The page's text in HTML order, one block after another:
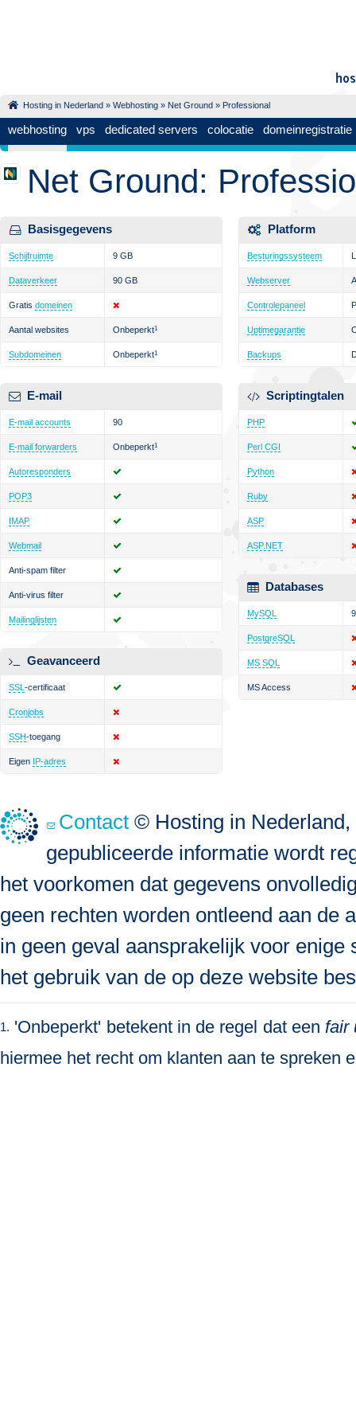
Hosting in Nederland » Webhosting » Net Ground » Professional
webhosting vps dedicated servers colocatie domeinregistratie
Net Ground:
Basisgegevens
Schijfruimte 9 GB
Dataverkeer 90 GB
Gratis domeinen
Aantal websites Onbeperkt1
Subdomeinen Onbeperkt1
E-mail
E-mail accounts 90
E-mail forwarders Onbeperkt1
Autoresponders
POP3
IMAP
Webmail
Anti-spam filter
Anti-virus filter
Mailinglijsten
Geavanceerd
SSL -certificaat
Cronjobs
SSH-toegang
Eigen IP-adres
Platform
Besturingssysteem
Webserver
Controlepaneel
Uptimegarantie
Backups
Scriptingtalen
PHP
Perl CGI
Python
Ruby
ASP
ASP.NET
Databases
MySQL 9
PostgreSQL
MS SQL
MS Access
Contact © Hosting in
gepubliceerde informatie wordt
het voorkomen dat gegevens
geen rechten worden ontleend aan de
in geen geval aansprakelijk voor
het gebruik van de op deze website
1. 'Onbeperkt' betekent in de regel dat een fair
hiermee het recht om klanten aan te spreken